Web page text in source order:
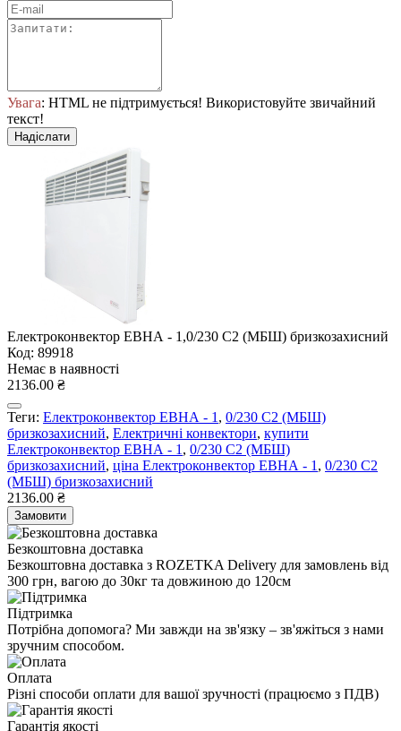
Увага: HTML не підтримується! Використовуйте звичайний
текст!
Надіслати
Електроконвектор ЕВНА - 1,0/230 С2 (МБШ) бризкозахисний
Код: 89918
Немає в наявності
2136.00 ₴
Теги: Електроконвектор ЕВНА - 1 , 0/230 С2 (МБШ)
бризкозахисний, Електричні конвектори, купити
Електроконвектор ЕВНА - 1 , 0/230 С2 (МБШ)
бризкозахисний, ціна Електроконвектор ЕВНА - 1 , 0/230 С2
(МБШ) бризкозахисний
2136.00 ₴
Замовити
Безкоштовна доставка
Безкоштовна доставка з ROZETKA Delivery для замовлень від
300 грн, вагою до 30кг та довжиною до 120см
Підтримка
Потрібна допомога? Ми завжди на зв'язку – зв'яжіться з нами
зручним способом.
Оплата
Різні способи оплати для вашої зручності (працюємо з ПДВ)
Гарантія якості